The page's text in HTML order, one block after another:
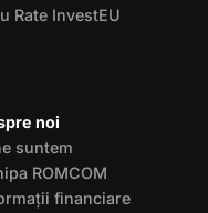
Rate InvestEU
noi
suntem
ROMCOM
financiare